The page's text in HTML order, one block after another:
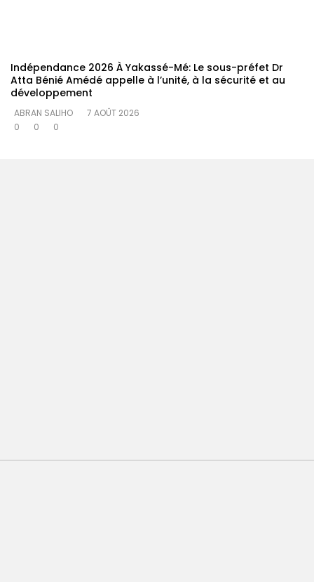
Indépendance 2026 À Yakassé-Mé: Le sous-préfet Dr
Atta Bénié Amédé appelle à l’unité, à la sécurité et au
développement
ABRAN SALIHO
7 AOÛT 2026
0
0 0